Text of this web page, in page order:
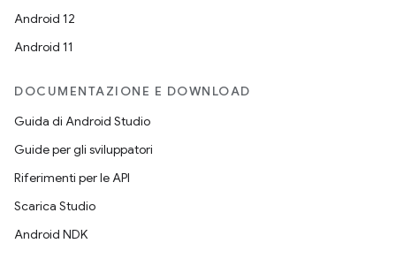
Android 12
Android 11
DOCUMENTAZIONE E DOWNLOAD
Guida di Android Studio
Guide per gli sviluppatori
Riferimenti per le API
Scarica Studio
Android NDK